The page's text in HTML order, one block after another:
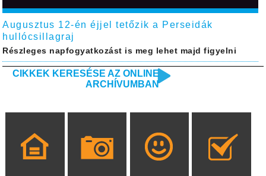
Augusztus 12-én éjjel tetőzik a Perseidák
hullócsillagraj
Részleges napfogyatkozást is meg lehet majd figyelni
CIKKEK KERESÉSE AZ ONLINE
ARCHÍVUMBAN